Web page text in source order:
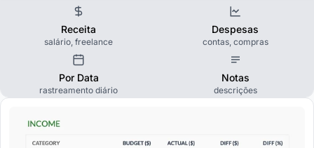
Receita
salário, freelance
Despesas
contas, compras
Por Data
rastreamento diário
Notas
descrições